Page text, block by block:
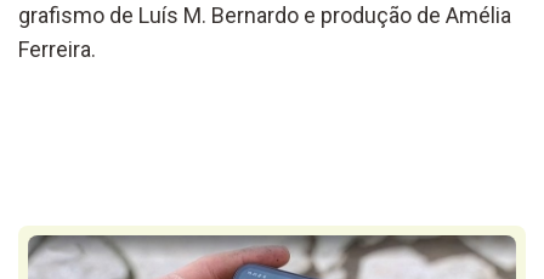
grafismo de Luís M. Bernardo e produção de Amélia
Ferreira.